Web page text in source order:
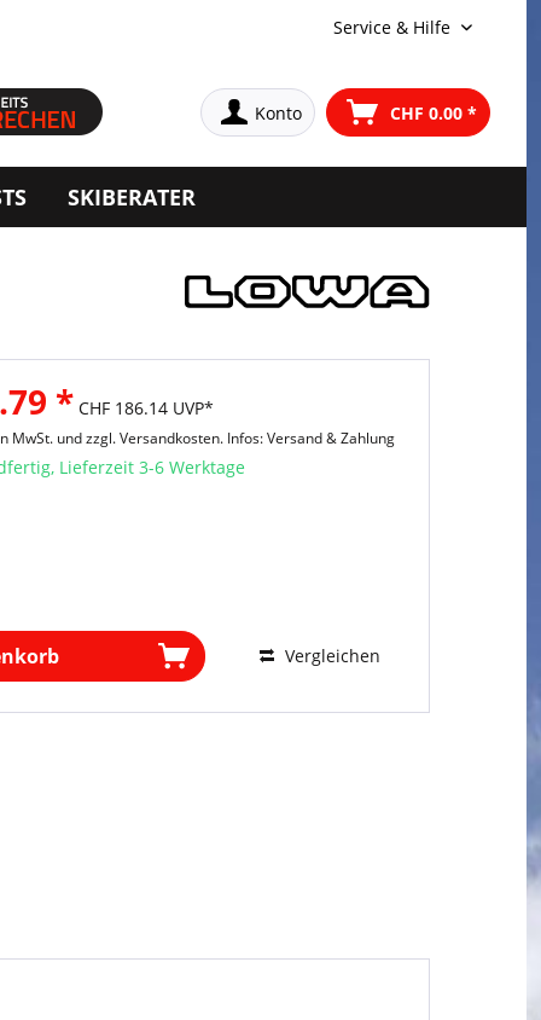
Service & Hilfe
Konto CHF 0.00 *
SKIBERATER
* CHF 186.14 UVP*
MwSt. undzzgl. Versandkosten. Infos: Versand & Zahlung
Lieferzeit 3-6 Werktage
Vergleichen